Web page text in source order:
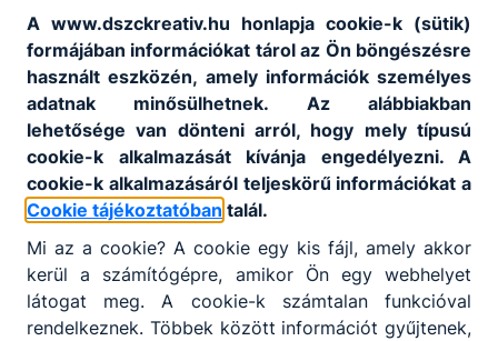
A www.dszckreativ.hu honlapja cookie-k (sütik)
formájában információkat tárol az Ön böngészésre
használt eszközén, amely információk személyes
adatnak minősülhetnek. Az alábbiakban
lehetősége van dönteni arról, hogy mely típusú
cookie-k alkalmazását kívánja engedélyezni. A
cookie-k alkalmazásáról teljeskörű információkat a
Cookie tájékoztatóban talál.
Mi az a cookie? A cookie egy kis fájl, amely akkor
kerül a számítógépre, amikor Ön egy webhelyet
látogat meg. A cookie-k számtalan funkcióval
rendelkeznek. Többek között információt gyűjtenek,